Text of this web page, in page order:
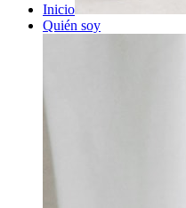
Inicio
Quién soy